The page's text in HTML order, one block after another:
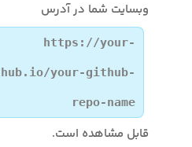
وبسایت شما در آدرس
https://your-
your-github-
repo-name
قابل مشاهده است.